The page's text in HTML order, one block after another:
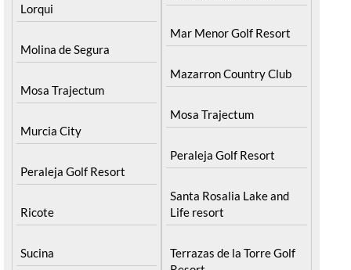
Lorqui
Molina de Segura
Mosa Trajectum
Murcia City
Peraleja Golf Resort
Ricote
Sucina
Mar Menor Golf Resort
Mazarron Country Club
Mosa Trajectum
Peraleja Golf Resort
Santa Rosalia Lake and
Life resort
Terrazas de la Torre Golf